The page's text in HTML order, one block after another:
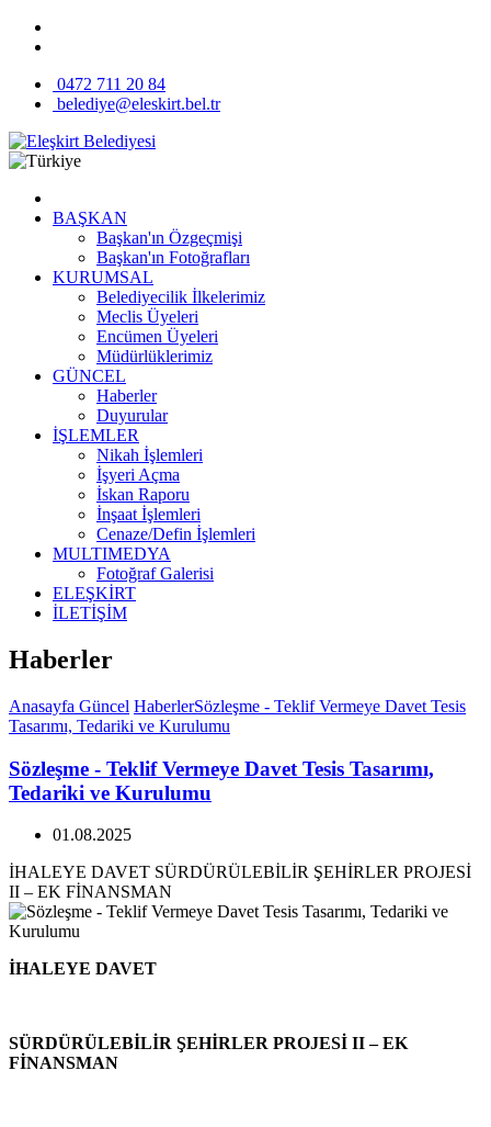
0472 711 20 84
belediye@eleskirt.bel.tr
BAŞKAN
Başkan'ın Özgeçmişi
Başkan'ın Fotoğrafları
KURUMSAL
Belediyecilik İlkelerimiz
Meclis Üyeleri
Encümen Üyeleri
Müdürlüklerimiz
GÜNCEL
Haberler
Duyurular
İŞLEMLER
Nikah İşlemleri
İşyeri Açma
İskan Raporu
İnşaat İşlemleri
Cenaze/Defin İşlemleri
MULTIMEDYA
Fotoğraf Galerisi
ELEŞKİRT
İLETİŞİM
Haberler
Anasayfa Güncel HaberlerSözleşme - Teklif Vermeye Davet Tesis
Tasarımı, Tedariki ve Kurulumu
Sözleşme - Teklif Vermeye Davet Tesis Tasarımı,
Tedariki ve Kurulumu
01.08.2025
İHALEYE DAVET SÜRDÜRÜLEBİLİR ŞEHİRLER PROJESİ
II – EK FİNANSMAN
İHALEYE DAVET
SÜRDÜRÜLEBİLİR ŞEHİRLER PROJESİ II – EK
FİNANSMAN